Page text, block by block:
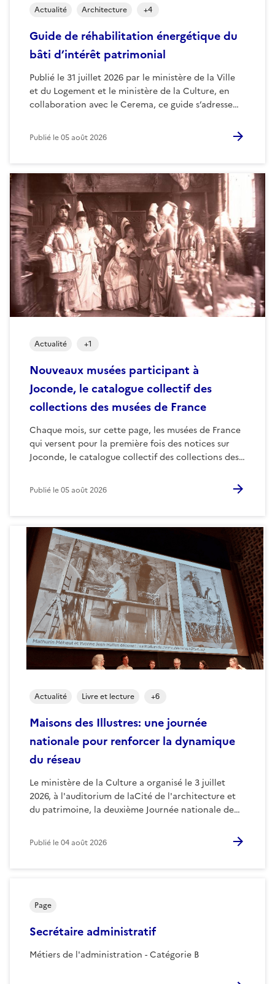
Guide de réhabilitation énergétique du
bâti d’intérêt patrimonial
Publié le 31 juillet 2026 par le ministère de la Ville
et du Logement et le ministère de la Culture, en
collaboration avec le Cerema, ce guide s’adresse…
Actualité Architecture +4
Publié le05 août 2026
Nouveaux musées participant à
Joconde, le catalogue collectif des
collections des musées de France
Chaque mois, sur cette page, les musées de France
qui versent pour la première fois des notices sur
Joconde, le catalogue collectif des collections des…
Actualité +1
Publié le05 août 2026
Maisons des Illustres: une journée
nationale pour renforcer la dynamique
du réseau
Le ministère de la Culture a organisé le 3 juillet
2026, à l'auditorium de laCité de l'architecture et
du patrimoine, la deuxième Journée nationale de…
Actualité Livre et lecture +6
Publié le04 août 2026
Secrétaire administratif
Métiers de l'administration - Catégorie B
Page